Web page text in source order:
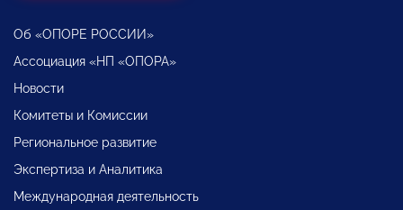
Об «ОПОРЕ РОССИИ»
Ассоциация «НП «ОПОРА»
Новости
Комитеты и Комиссии
Региональное развитие
Экспертиза и Аналитика
Международная деятельность